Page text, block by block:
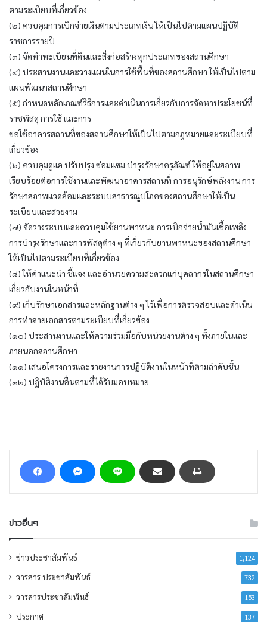
ตามระเบียบที่เกี่ยวข้อง
(๒) ควบคุมการเบิกจ่ายเงินตามประเภทเงิน ให้เป็นไปตามแผนปฏิบัติ
ราชการรายปี
(๓) จัดทำทะเบียนที่ดินและสิ่งก่อสร้างทุกประเภทของสถานศึกษา
(๔) ประสานงานและวางแผนในการใช้พื้นที่ของสถานศึกษา ให้เป็นไปตาม
แผนพัฒนาสถานศึกษา
(๕) กำหนดหลักเกณฑ์วิธีการและดำเนินการเกี่ยวกับการจัดหาประโยชน์ที่
ราชพัสดุ การใช้ และการ
ขอใช้อาคารสถานที่ของสถานศึกษาให้เป็นไปตามกฎหมายและระเบียบที่
เกี่ยวข้อง
(๖) ควบคุมดูแล ปรับปรุง ซ่อมแซม บำรุงรักษาครุภัณฑ์ ให้อยู่ในสภาพ
เรียบร้อยต่อการใช้งานและพัฒนาอาคารสถานที่ การอนุรักษ์พลังงาน การ
รักษาสภาพแวดล้อมและระบบสาธารณูปโภคของสถานศึกษาให้เป็น
ระเบียบและสวยงาม
(๗) จัดวางระบบและควบคุมใช้ยานพาหนะ การเบิกจ่ายน้ำมันเชื้อเพลิง
การบำรุงรักษาและการพัสดุต่าง ๆ ที่เกี่ยวกับยานพาหนะของสถานศึกษา
ให้เป็นไปตามระเบียบที่เกี่ยวข้อง
(๘) ให้คำแนะนำ ชี้แจง และอำนวยความสะดวกแก่บุคลากรในสถานศึกษา
เกี่ยวกับงานในหน้าที่
(๙) เก็บรักษาเอกสารและหลักฐานต่าง ๆ ไว้เพื่อการตรวจสอบและดำเนิน
การทำลายเอกสารตามระเบียบที่เกี่ยวข้อง
(๑๐) ประสานงานและให้ความร่วมมือกับหน่วยงานต่าง ๆ ทั้งภายในและ
ภายนอกสถานศึกษา
(๑๑) เสนอโครงการและรายงานการปฏิบัติงานในหน้าที่ตามลำดับชั้น
(๑๒) ปฏิบัติงานอื่นตามที่ได้รับมอบหมาย
ข่าวอื่นๆ
ข่าวประชาสัมพันธ์ 1,124
วารสาร ประชาสัมพันธ์ 732
วารสารประชาสัมพันธ์ 153
ประกาศ 137